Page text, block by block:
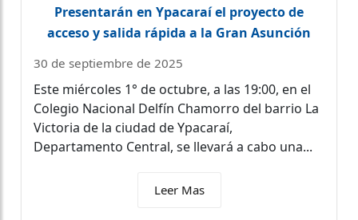
Presentarán en Ypacaraí el proyecto de
acceso y salida rápida a la Gran Asunción
30 de septiembre de 2025
Este miércoles 1° de octubre, a las 19:00, en el
Colegio Nacional Delfín Chamorro del barrio La
Victoria de la ciudad de Ypacaraí,
Departamento Central, se llevará a cabo una...
Leer Mas